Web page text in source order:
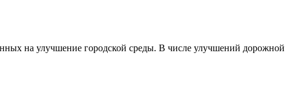
на улучшение городской среды. В числе улучшений дорожной